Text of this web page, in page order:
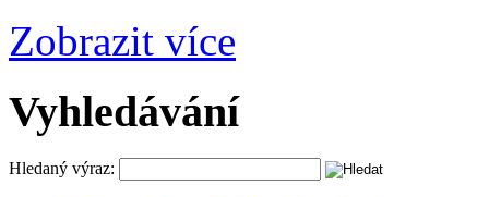
Zobrazit více
Vyhledávání
Hledaný výraz: